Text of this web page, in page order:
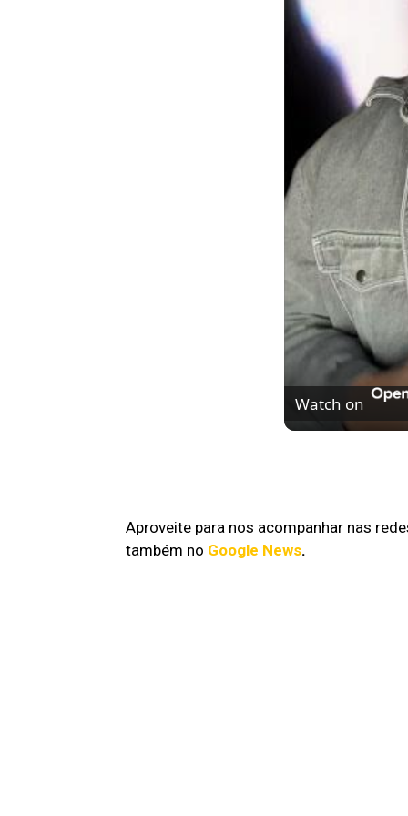
Watch on
Aproveite para nos acompanhar nas
também no Google News.